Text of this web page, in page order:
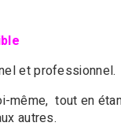
et professionnel.
même, tout en
autres.